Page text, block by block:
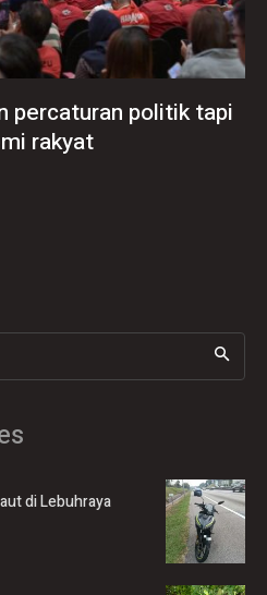
percaturan politik tapi
rakyat
di Lebuhraya